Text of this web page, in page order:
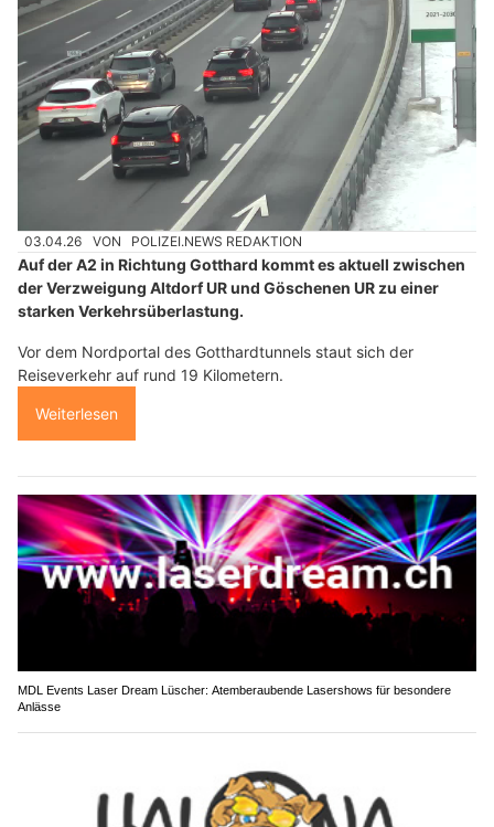
03.04.26 VON POLIZEI.NEWS REDAKTION
Auf der A2 in Richtung Gotthard kommt es aktuell zwischen
der Verzweigung Altdorf UR und Göschenen UR zu einer
starken Verkehrsüberlastung.
Vor dem Nordportal des Gotthardtunnels staut sich der
Reiseverkehr auf rund 19 Kilometern.
Weiterlesen
MDL Events Laser Dream Lüscher: Atemberaubende Lasershows für besondere
Anlässe